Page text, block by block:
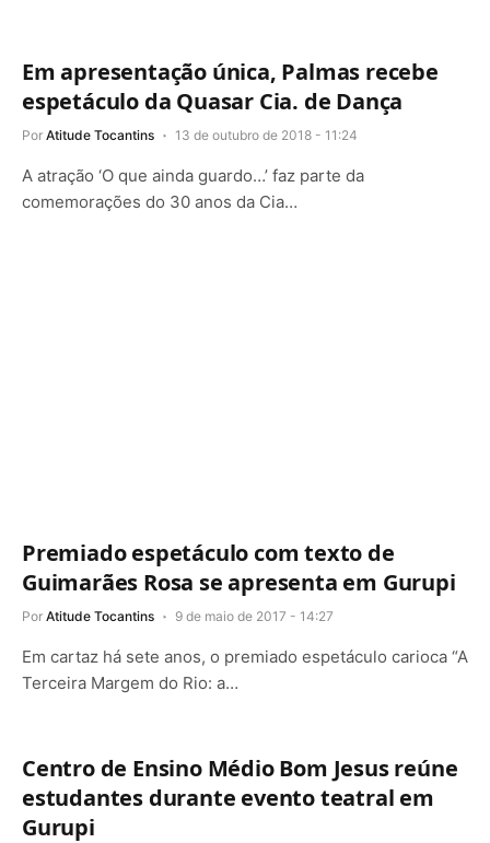
Em apresentação única, Palmas recebe
espetáculo da Quasar Cia. de Dança
Por Atitude Tocantins 13 de outubro de 2018 - 11:24
A atração ‘O que ainda guardo…’ faz parte da
comemorações do 30 anos da Cia…
Premiado espetáculo com texto de
Guimarães Rosa se apresenta em Gurupi
Por Atitude Tocantins 9 de maio de 2017 - 14:27
Em cartaz há sete anos, o premiado espetáculo carioca “A
Terceira Margem do Rio: a…
Centro de Ensino Médio Bom Jesus reúne
estudantes durante evento teatral em
Gurupi